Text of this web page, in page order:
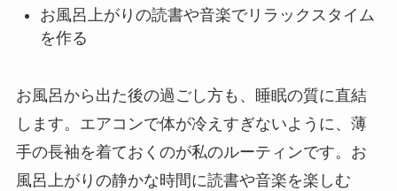
お風呂上がりの読書や音楽でリラックスタイム
を作る
お風呂から出た後の過ごし方も、睡眠の質に直結
します。エアコンで体が冷えすぎないように、薄
手の長袖を着ておくのが私のルーティンです。お
風呂上がりの静かな時間に読書や音楽を楽しむ